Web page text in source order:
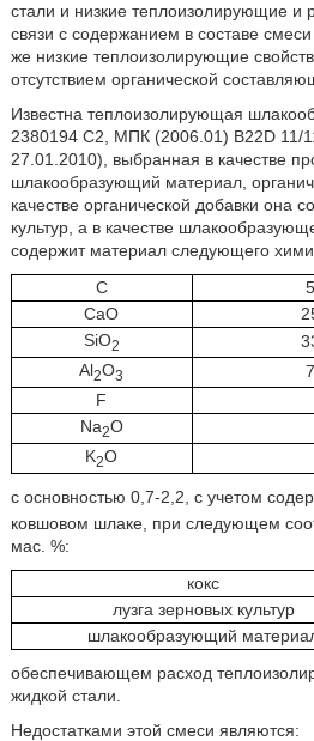
стали и низкие теплоизолирующие
связи с содержанием в составе
же низкие теплоизолирующие
отсутствием органической
Известна теплоизолирующая
2380194 C2, МПК (2006.01) B22D 11/
27.01.2010), выбранная в качестве
шлакообразующий материал,
качестве органической добавки она
культур, а в качестве
содержит материал следующего
С
CaO
SiO2
Al2O3
F
Na2O
K2O
с основностью 0,7-2,2, с учетом
ковшовом шлаке, при следующем
мас. %:
кокс
лузга зерновых культур
шлакообразующий
обеспечивающем расход
жидкой стали.
Недостатками этой смеси являются: